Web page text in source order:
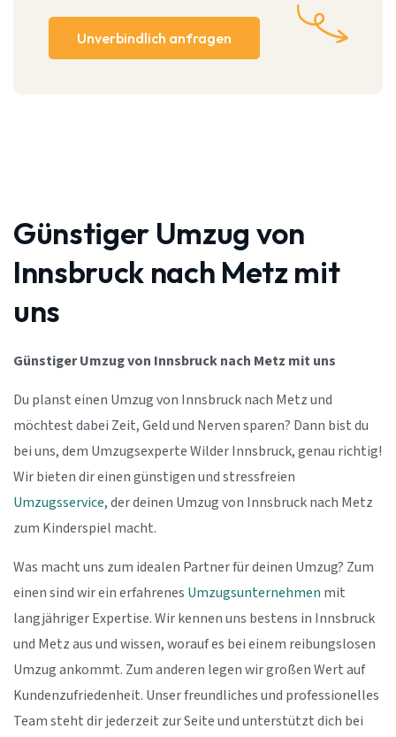
Unverbindlich anfragen
Günstiger Umzug von
Innsbruck nach Metz mit
uns
Günstiger Umzug von Innsbruck nach Metz mit uns
Du planst einen Umzug von Innsbruck nach Metz und
möchtest dabei Zeit, Geld und Nerven sparen? Dann bist du
bei uns, dem Umzugsexperte Wilder Innsbruck, genau richtig!
Wir bieten dir einen günstigen und stressfreien
Umzugsservice, der deinen Umzug von Innsbruck nach Metz
zum Kinderspiel macht.
Was macht uns zum idealen Partner für deinen Umzug? Zum
einen sind wir ein erfahrenes Umzugsunternehmen mit
langjähriger Expertise. Wir kennen uns bestens in Innsbruck
und Metz aus und wissen, worauf es bei einem reibungslosen
Umzug ankommt. Zum anderen legen wir großen Wert auf
Kundenzufriedenheit. Unser freundliches und professionelles
Team steht dir jederzeit zur Seite und unterstützt dich bei